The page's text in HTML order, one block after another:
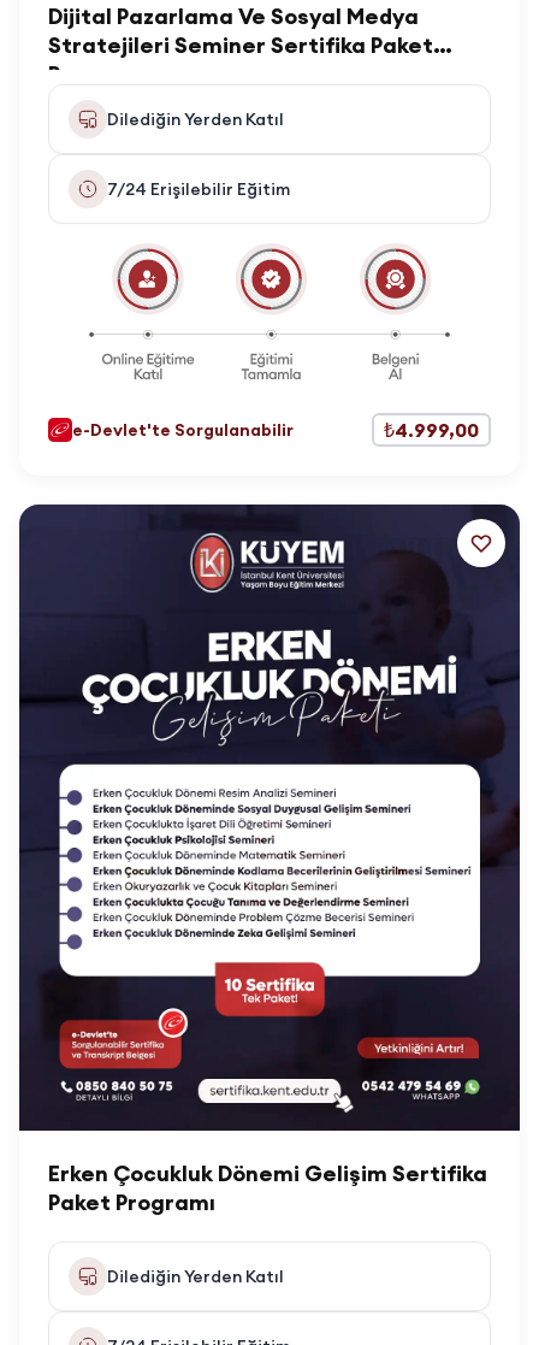
Dijital Pazarlama Ve Sosyal Medya
Stratejileri Seminer Sertifika Paket
Programı
Dilediğin Yerden Katıl
7/24 Erişilebilir Eğitim
e-Devlet'te Sorgulanabilir ₺4.999,00
Erken Çocukluk Dönemi Gelişim Sertifika
Paket Programı
Dilediğin Yerden Katıl